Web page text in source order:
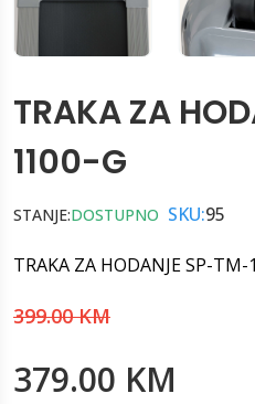
TRAKA ZA
1100-G
STANJE:DOSTUPNO SKU:95
TRAKA ZA HODANJE SP-TM-
399.00 KM
379.00 KM